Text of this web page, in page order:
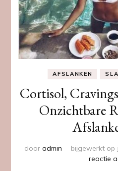
AFSLANKEN
Cortisol,
Onzichtbare
door admin bijgewerkt op
reactie